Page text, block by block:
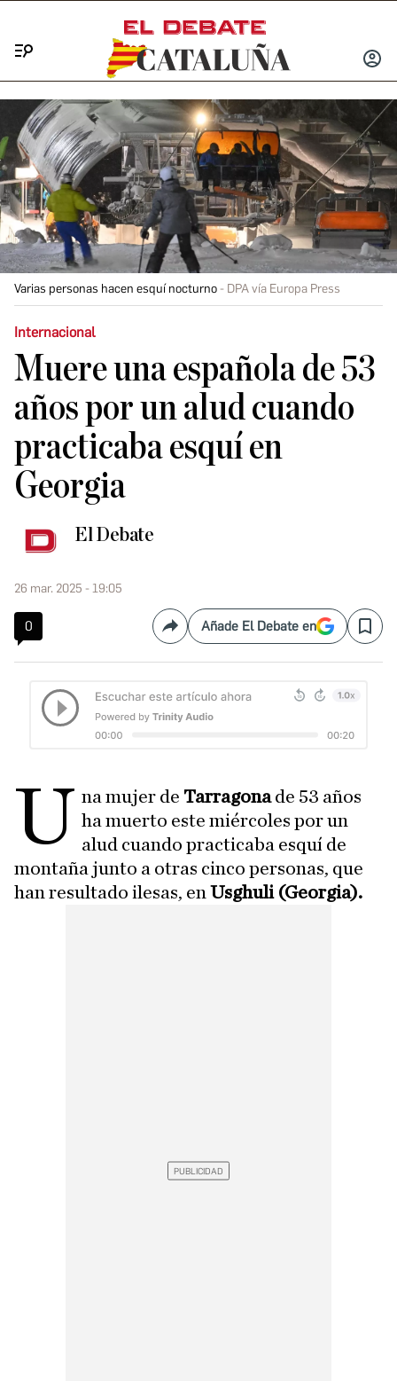
INICIAR
Varias personas hacen esquí nocturno DPA vía Europa Press
Internacional
Muere una española de 53
años por un alud cuando
practicaba esquí en
Georgia
El Debate
26 mar. 2025 - 19:05
0 CompartirAñade El Debate en Save
U na mujer de Tarragonade 53 años
ha muerto este miércoles por un
alud cuando practicaba esquí de
montaña junto a otras cinco personas, que
han resultado ilesas, en Usghuli (Georgia).